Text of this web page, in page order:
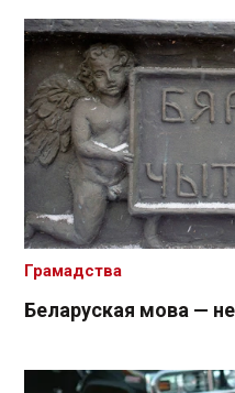
Беларуская мова —
Грамадства